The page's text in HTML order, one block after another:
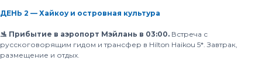
ДЕНЬ 2 — Хайкоу и островная культура
🛬 Прибытие в аэропорт Мэйлань в 03:00. Встреча с
русскоговорящим гидом и трансфер в Hilton Haikou 5*. Завтрак,
размещение и отдых.